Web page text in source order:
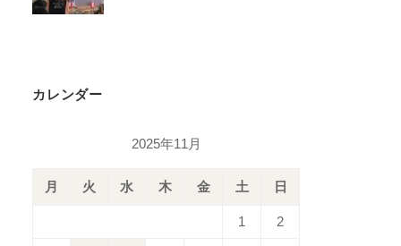
カレンダー
2025年11月
月 火 水 木 金 土 日
1 2